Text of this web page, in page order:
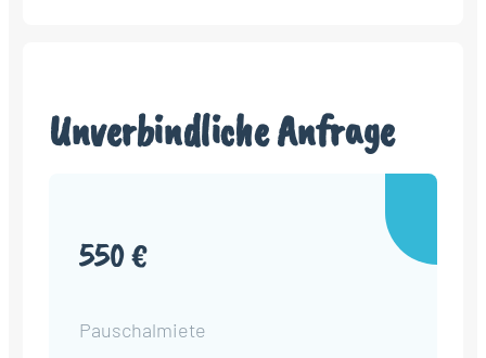
Unverbindliche Anfrage
550 €
Pauschalmiete